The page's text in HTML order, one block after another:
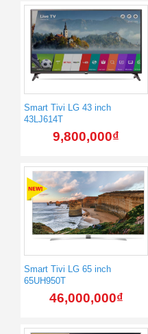
Smart Tivi LG 43 inch
43LJ614T
9,800,000₫
Smart Tivi LG 65 inch
65UH950T
46,000,000₫